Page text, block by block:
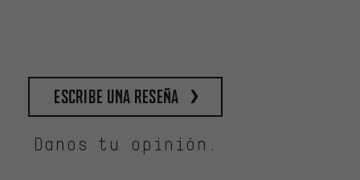
escribe una reseña
Danos tu opinión.